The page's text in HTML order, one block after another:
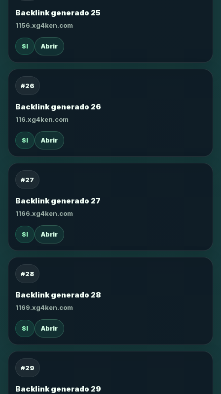
Backlink generado 25
1156.xg4ken.com
SI Abrir
#26
Backlink generado 26
116.xg4ken.com
SI Abrir
#27
Backlink generado 27
1166.xg4ken.com
SI Abrir
#28
Backlink generado 28
1169.xg4ken.com
SI Abrir
#29
Backlink generado 29